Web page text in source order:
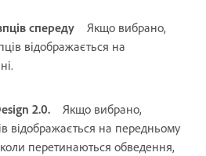
спереду
Якщо вибрано,
відображається на
2.0.
Якщо вибрано,
відображається на передньому
коли перетинаються обведення,